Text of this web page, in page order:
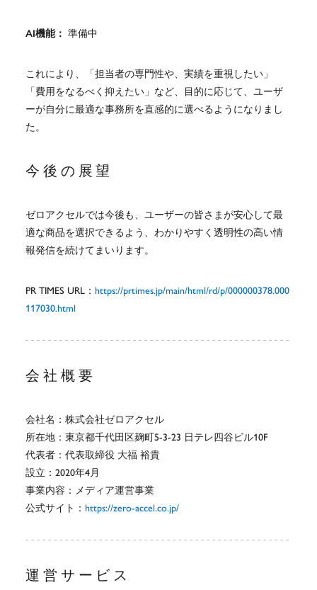
AI機能： 準備中
これにより、「担当者の専門性や、実績を重視したい」
「費用をなるべく抑えたい」など、目的に応じて、ユーザ
ーが自分に最適な事務所を直感的に選べるようになりまし
た。
今後の展望
ゼロアクセルでは今後も、ユーザーの皆さまが安心して最
適な商品を選択できるよう、わかりやすく透明性の高い情
報発信を続けてまいります。
PR TIMES URL： https://prtimes.jp/main/html/rd/p/000000378.000
117030.html
会社概要
会社名：株式会社ゼロアクセル
所在地：東京都千代田区麹町5-3-23 日テレ四谷ビル10F
代表者：代表取締役 大福 裕貴
設立：2020年4月
事業内容：メディア運営事業
公式サイト： https://zero-accel.co.jp/
運営サービス